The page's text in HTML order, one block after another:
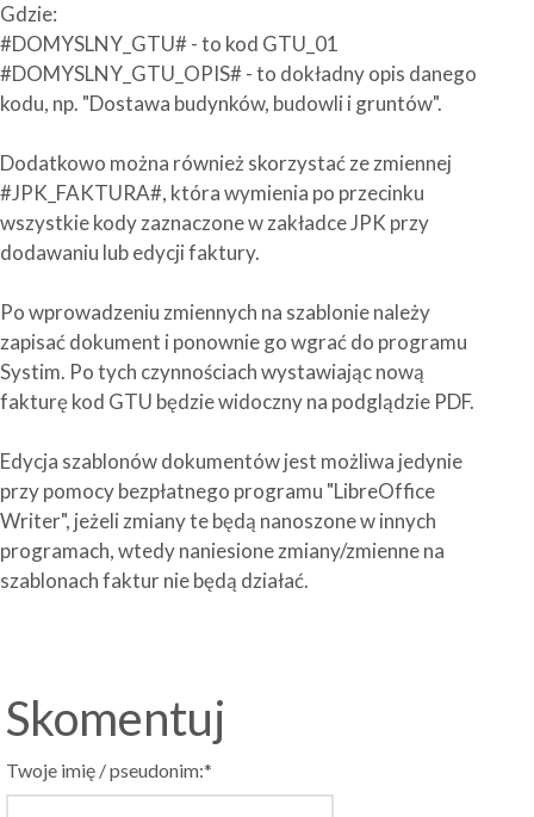
Gdzie:
#DOMYSLNY_GTU# - to kod GTU_01
#DOMYSLNY_GTU_OPIS# - to dokładny opis danego
kodu, np. "Dostawa budynków, budowli i gruntów".
Dodatkowo można również skorzystać ze zmiennej
#JPK_FAKTURA#, która wymienia po przecinku
wszystkie kody zaznaczone w zakładce JPK przy
dodawaniu lub edycji faktury.
Po wprowadzeniu zmiennych na szablonie należy
zapisać dokument i ponownie go wgrać do programu
Systim. Po tych czynnościach wystawiając nową
fakturę kod GTU będzie widoczny na podglądzie PDF.
Edycja szablonów dokumentów jest możliwa jedynie
przy pomocy bezpłatnego programu "LibreOffice
Writer", jeżeli zmiany te będą nanoszone w innych
programach, wtedy naniesione zmiany/zmienne na
szablonach faktur nie będą działać.
Skomentuj
Twoje imię / pseudonim:*